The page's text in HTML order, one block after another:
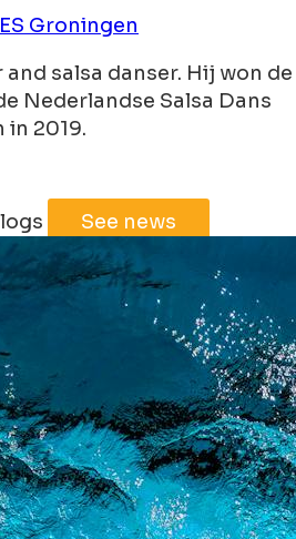
Groningen
and salsa danser. Hij won de
Nederlandse Salsa Dans
2019.
Leaflet | ©JawgMaps©OpenStreetMap
See news